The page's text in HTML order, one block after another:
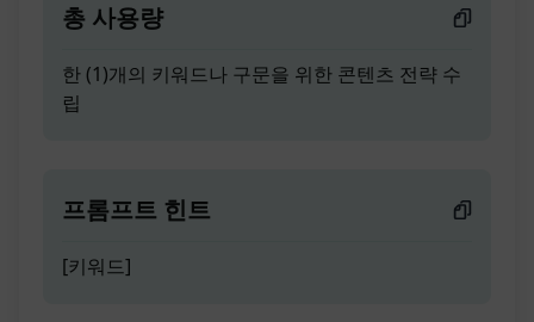
총 사용량
한 (1)개의 키워드나 구문을 위한 콘텐츠 전략 수
립
프롬프트 힌트
[키워드]